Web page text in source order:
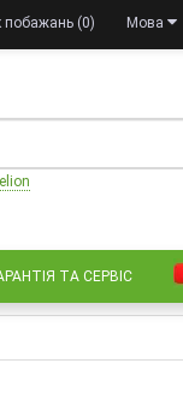
Мова
побажань (0)
ТА СЕРВІС